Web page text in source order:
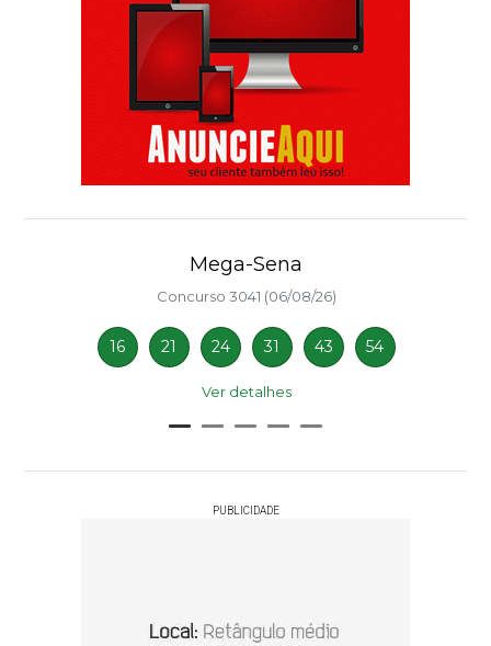
Mega-Sena
Concurso 3041 (06/08/26)
16 21 24 31 43 54
Ver detalhes
PUBLICIDADE